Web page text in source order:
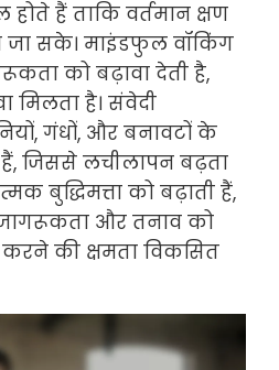
हैं ताकि वर्तमान क्षण
जा सके। माइंडफुल वॉकिंग
को बढ़ावा देती है,
मिलता है। संवेदी
गंधों, और बनावटों के
हैं, जिससे लचीलापन बढ़ता
बुद्धिमत्ता को बढ़ाती हैं,
और तनाव को
करने की क्षमता विकसित